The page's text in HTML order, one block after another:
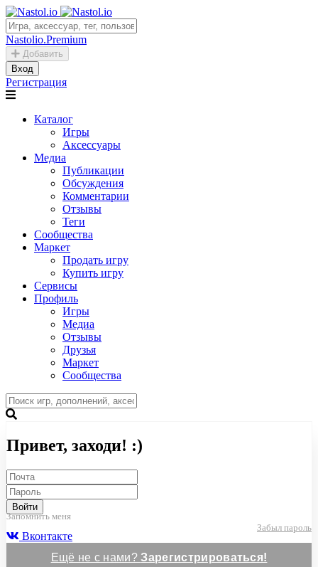
Nastolio.Premium
Добавить
Вход
Регистрация
Каталог
Игры
Аксессуары
Медиа
Публикации
Обсуждения
Комментарии
Отзывы
Теги
Сообщества
Маркет
Продать игру
Купить игру
Сервисы
Профиль
Игры
Медиа
Отзывы
Друзья
Маркет
Сообщества
Привет, заходи! :)
Войти
Запомнить меня
Забыл пароль
Вконтакте
Ещё не с нами?Зарегистрироваться!